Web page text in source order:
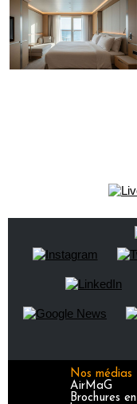
Nos médias
AirMaG
Brochures en